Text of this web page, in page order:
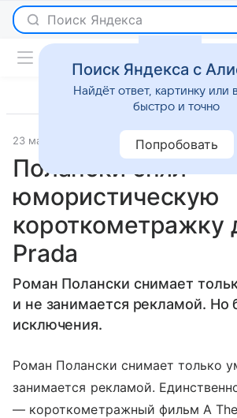
Поиск Яндекса
23 мая 2012
Полански снял
юмористическую
короткометражку
Prada
Роман Полански снимает
и не занимается рекламой. Но
исключения.
Роман Полански снимает только
занимается рекламой.
— короткометражный фильм A
Поиск Яндекса с
Найдёт ответ, картинку или
быстро и точно
Попробовать